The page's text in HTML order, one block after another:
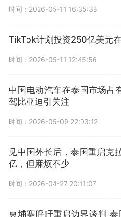
时间：2026-05-11 16:35:38
TikTok计划投资250亿美元
时间：2026-05-11 12:45:56
中国电动汽车在泰国市场占
驾比亚迪引关注
时间：2026-05-09 22:03:12
见中国外长后，泰国重启克
亿，但麻烦不少
时间：2026-04-27 20:11:07
柬埔寨呼吁重启边界谈判